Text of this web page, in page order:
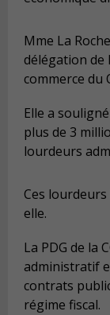
Mme La
délégation de
commerce du
Elle a
plus de 3
lourdeurs
Ces
elle.
La PDG de la
administratif
contrats
régime fiscal.